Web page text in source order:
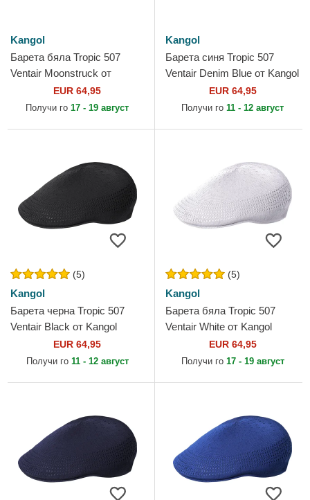
Kangol
Барета бяла Tropic 507
Ventair Moonstruck от
EUR 64,95
Получи го 17 - 19 август
Kangol
Барета синя Tropic 507
Ventair Denim Blue от Kangol
EUR 64,95
Получи го 11 - 12 август
(5)
Kangol
Барета черна Tropic 507
Ventair Black от Kangol
EUR 64,95
Получи го 11 - 12 август
(5)
Kangol
Барета бяла Tropic 507
Ventair White от Kangol
EUR 64,95
Получи го 17 - 19 август